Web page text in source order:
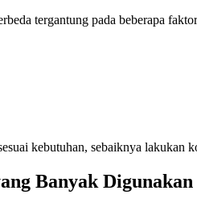
tergantung pada beberapa
kebutuhan, sebaiknya lakukan
Banyak Digunakan